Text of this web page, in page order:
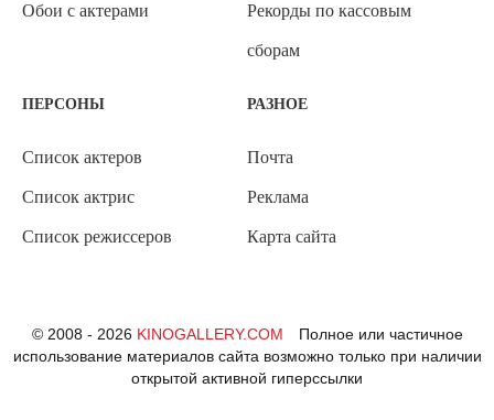
Обои с актерами Рекорды по кассовым
сборам
ПЕРСОНЫ
Список актеров
Список актрис
Список режиссеров
РАЗНОЕ
Почта
Реклама
Карта сайта
© 2008 - 2026 KINOGALLERY.COM
Полное или частичное
использование материалов сайта возможно только при наличии
открытой активной гиперссылки